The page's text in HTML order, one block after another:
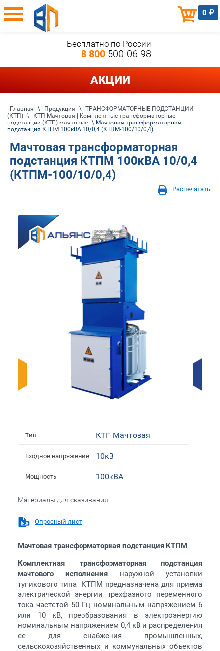
0
Бесплатно по России
8 800500-06-98
АКЦИИ
Главная \ Продукция \
ТРАНСФОРМАТОРНЫЕ ПОДСТАНЦИИ
(КТП) \
КТП Мачтовая | Комплектные трансформаторные
подстанции (КТП) мачтовые \ Мачтовая трансформаторная
подстанция КТПМ 100кВА 10/0,4 (КТПМ-100/10/0,4)
Мачтовая трансформаторная
подстанция КТПМ 100кВА 10/0,4
(КТПМ-100/10/0,4)
Распечатать
Тип КТП Мачтовая
Входное напряжение 10кВ
Мощность 100кВА
Материалы для скачивания:
Опросный лист
Мачтовая трансформаторная подстанция КТПМ
Комплектная трансформаторная подстанция
мачтового исполнения наружной установки
тупикового типа КТПМ предназначена для приема
электрической энергии трехфазного переменного
тока частотой 50 Гц номинальным напряжением 6
или 10 кВ, преобразования в электроэнергию
номинальным напряжением 0,4 кВ и распределения
ее для снабжения промышленных,
сельскохозяйственных и коммунальных объектов